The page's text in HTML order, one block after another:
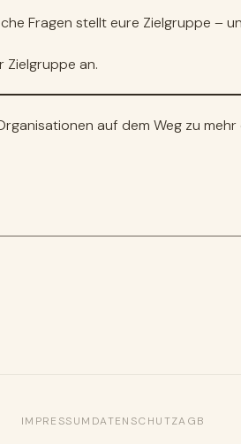
Fragen stellt eure Zielgruppe –
Zielgruppe an.
auf dem Weg zu
IMPRESSUM DATENSCHUTZAGB